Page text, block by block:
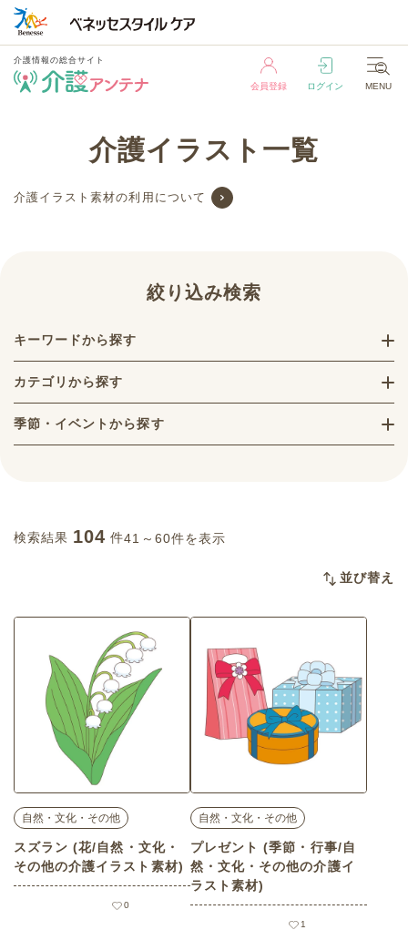
介護情報の総合サイト
会員登録 ログイン MENU
ログイン
介護イラスト一覧
介護イラスト素材の利用について
絞り込み検索
キーワードから探す
カテゴリから探す
季節・イベントから探す
検索結果 104 件41～60件を表示
並び替え
自然・文化・その他
スズラン (花/自然・文化・
その他の介護イラスト素材)
0
自然・文化・その他
プレゼント (季節・行事/自
然・文化・その他の介護イ
ラスト素材)
1